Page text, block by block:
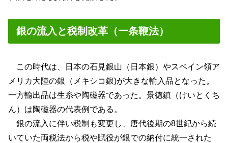
銀の流入と税制改革（一条鞭法）
この時代は、日本の石見銀山（日本銀）やスペイン領ア
メリカ大陸の銀（メキシコ銀)が大きな輸入品となった。
一方輸出品は生糸や陶磁器であった。景徳鎮（けいとくち
ん）は陶磁器の代表例である。
銀の流入に伴い税制も変更し、唐代後期の8世紀から続
いていた両税法から税や賦役が銀での納付に統一された